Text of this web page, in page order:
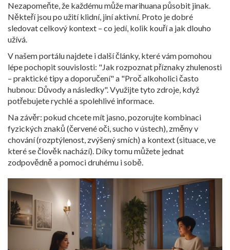
Nezapomeňte, že každému může marihuana působit jinak.
Někteří jsou po užití klidní, jiní aktivní. Proto je dobré
sledovat celkový kontext – co jedí, kolik kouří a jak dlouho
užívá.
V našem portálu najdete i další články, které vám pomohou
lépe pochopit souvislosti: "Jak rozpoznat příznaky zhulenosti
– praktické tipy a doporučení" a "Proč alkoholici často
hubnou: Důvody a následky". Využijte tyto zdroje, když
potřebujete rychlé a spolehlivé informace.
Na závěr: pokud chcete mít jasno, pozorujte kombinaci
fyzických znaků (červené oči, sucho v ústech), změny v
chování (rozptýlenost, zvýšený smích) a kontext (situace, ve
které se člověk nachází). Díky tomu můžete jednat
zodpovědně a pomoci druhému i sobě.